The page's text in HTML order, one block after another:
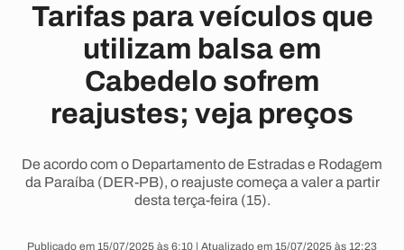
Tarifas para veículos que
utilizam balsa em
Cabedelo sofrem
reajustes; veja preços
De acordo com o Departamento de Estradas e Rodagem
da Paraíba (DER-PB), o reajuste começa a valer a partir
desta terça-feira (15).
Publicado em 15/07/2025 às 6:10 | Atualizado em 15/07/2025 às 12:23